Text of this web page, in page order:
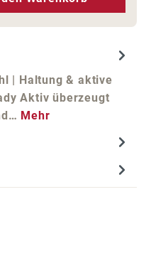
| Haltung & aktive
Aktiv überzeugt
Mehr